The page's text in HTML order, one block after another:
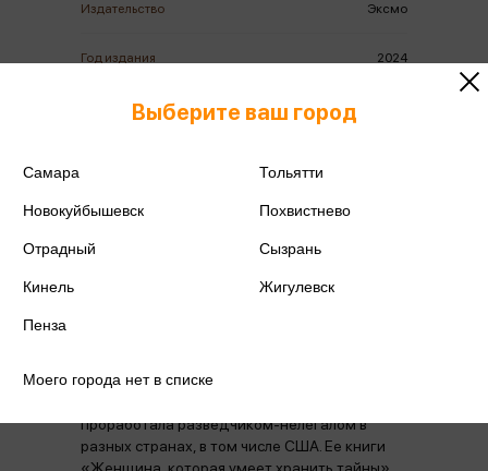
Издательство Эксмо
Год издания 2024
Количество страниц
Наличие в магазинах
Автор книги Елена Вавилова — полковник
проработала разведчиком-нелегалом в
разных странах, в том числе США. Ее книги
Выберите ваш город
Самара Тольятти
Новокуйбышевск Похвистнево
Отрадный Сызрань
Кинель Жигулевск
Пенза
Моего города нет в списке